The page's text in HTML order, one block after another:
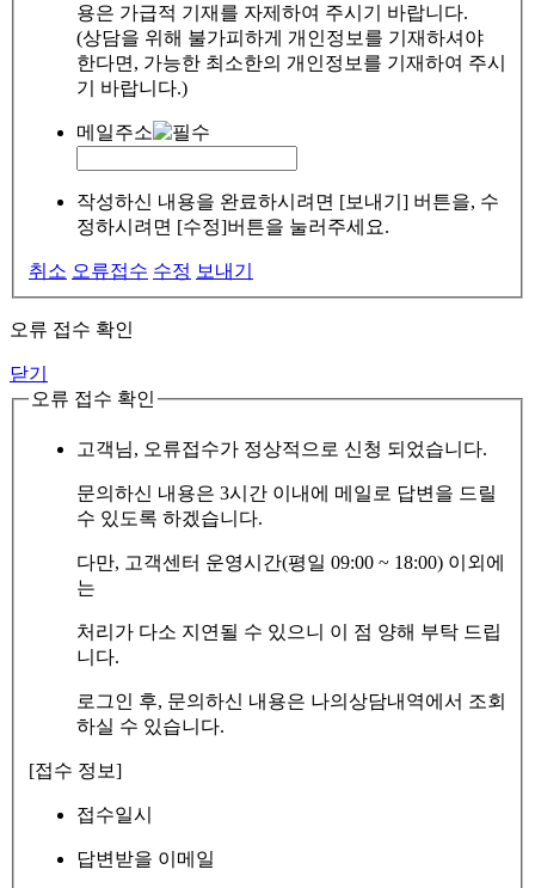
용은 가급적 기재를 자제하여 주시기 바랍니다.
(상담을 위해 불가피하게 개인정보를 기재하셔야
한다면, 가능한 최소한의 개인정보를 기재하여 주시
기 바랍니다.)
메일주소
작성하신 내용을 완료하시려면 [보내기] 버튼을, 수
정하시려면 [수정]버튼을 눌러주세요.
취소 오류접수 수정 보내기
오류 접수 확인
닫기
오류 접수 확인
고객님, 오류접수가 정상적으로 신청 되었습니다.
문의하신 내용은 3시간 이내에 메일로 답변을 드릴
수 있도록 하겠습니다.
다만, 고객센터 운영시간(평일 09:00 ~ 18:00) 이외에
는
처리가 다소 지연될 수 있으니 이 점 양해 부탁 드립
니다.
로그인 후, 문의하신 내용은 나의상담내역에서 조회
하실 수 있습니다.
[접수 정보]
접수일시
답변받을 이메일